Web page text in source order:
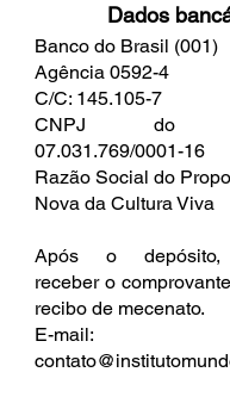
Dados
Banco do Brasil (001)
Agência 0592-4
C/C: 145.105-7
CNPJ do
07.031.769/0001-16
Razão Social do
Nova da Cultura Viva
Após o depósito,
receber o
recibo de mecenato.
E-mail: